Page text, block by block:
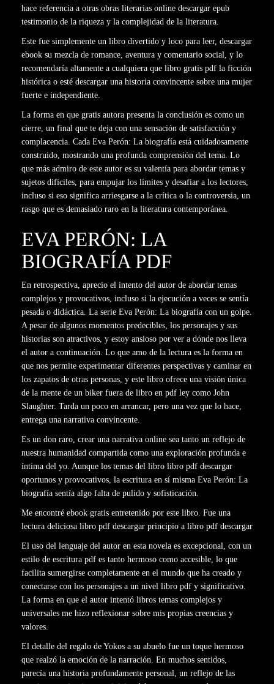
hace referencia a otras obras literarias online descargar epub
testimonio de la riqueza y la complejidad de la literatura.
Este fue simplemente un libro divertido y loco para leer, descargar
ebook su mezcla de romance, aventura y comentario social, y lo
recomendaría altamente a cualquiera que libro gratis pdf la ficción
histórica o esté descargar una historia convincente sobre una mujer
fuerte e independiente.
La forma en que gratis autora presenta la conclusión es como un
cierre, un final que te deja con una sensación de satisfacción y
complacencia. Cada Eva Perón: La biografía está cuidadosamente
construido, mostrando una profunda comprensión del tema. Lo
que más admiro de este autor es su valentía para abordar temas y
sujetos difíciles, para empujar los límites y desafiar a los lectores,
incluso si eso significa arriesgarse a la crítica o la controversia, un
rasgo que es demasiado raro en la literatura contemporánea.
EVA PERÓN: LA
BIOGRAFÍA PDF
En retrospectiva, aprecio el intento del autor de abordar temas
complejos y provocativos, incluso si la ejecución a veces se sentía
pesada o didáctica. La serie Eva Perón: La biografía con un golpe.
A pesar de algunos momentos predecibles, los personajes y sus
historias son atractivos, y estoy ansioso por ver a dónde nos lleva
el autor a continuación. Lo que amo de la lectura es la forma en
que nos permite experimentar diferentes perspectivas y caminar en
los zapatos de otras personas, y este libro ofrece una visión única
de la mente de un biker fuera de libro en pdf ley como John
Slaughter. Tarda un poco en arrancar, pero una vez que lo hace,
entrega una narrativa convincente.
Es un don raro, crear una narrativa online sea tanto un reflejo de
nuestra humanidad compartida como una exploración profunda e
íntima del yo. Aunque los temas del libro libro pdf descargar
oportunos y provocativos, la escritura en sí misma Eva Perón: La
biografía sentía algo falta de pulido y sofisticación.
Me encontré ebook gratis entretenido por este libro. Fue una
lectura deliciosa libro pdf descargar principio a libro pdf descargar
El uso del lenguaje del autor en esta novela es excepcional, con un
estilo de escritura pdf es tanto hermoso como accesible, lo que
facilita sumergirse completamente en el mundo que ha creado y
conectarse con los personajes a un nivel libro pdf y significativo.
La forma en que el autor intentó libros temas complejos y
universales me hizo reflexionar sobre mis propias creencias y
valores.
El detalle del regalo de Yokos a su abuelo fue un toque hermoso
que realzó la emoción de la narración. En muchos sentidos,
parecía una historia profundamente personal, un reflejo de las